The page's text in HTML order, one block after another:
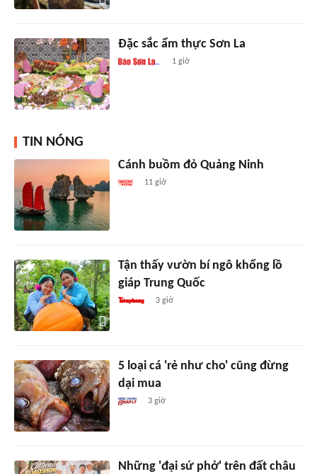
Đặc sắc ẩm thực Sơn La
1 giờ
TIN NÓNG
Cánh buồm đỏ Quảng Ninh
11 giờ
Tận thấy vườn bí ngô khổng lồ
giáp Trung Quốc
3 giờ
5 loại cá 'rẻ như cho' cũng đừng
dại mua
3 giờ
Những 'đại sứ phở' trên đất châu